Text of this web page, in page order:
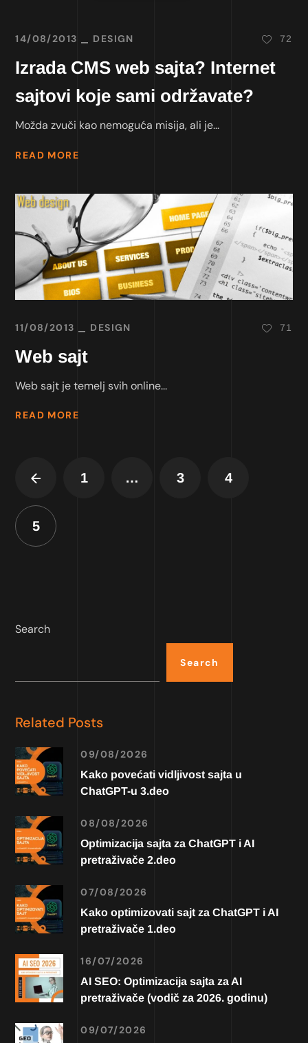
14/08/2013 DESIGN 72
Izrada CMS web sajta? Internet
sajtovi koje sami održavate?
Možda zvuči kao nemoguća misija, ali je...
READ MORE
11/08/2013 DESIGN 71
Web sajt
Web sajt je temelj svih online...
READ MORE
1 … 3 4
5
Search
Search
Related Posts
09/08/2026
Kako povećati vidljivost sajta u
ChatGPT-u 3.deo
08/08/2026
Optimizacija sajta za ChatGPT i AI
pretraživače 2.deo
07/08/2026
Kako optimizovati sajt za ChatGPT i AI
pretraživače 1.deo
16/07/2026
AI SEO: Optimizacija sajta za AI
pretraživače (vodič za 2026. godinu)
09/07/2026